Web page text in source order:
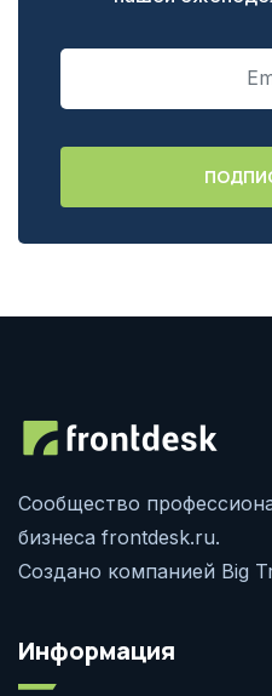
Сообщество
бизнеса frontdesk.ru.
Создано компанией Big
Информация